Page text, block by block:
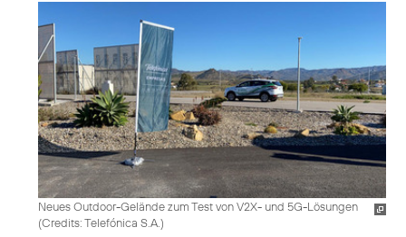
Neues Outdoor-Gelände zum Test von V2X- und 5G-Lösungen
(Credits: Telefónica S.A.)